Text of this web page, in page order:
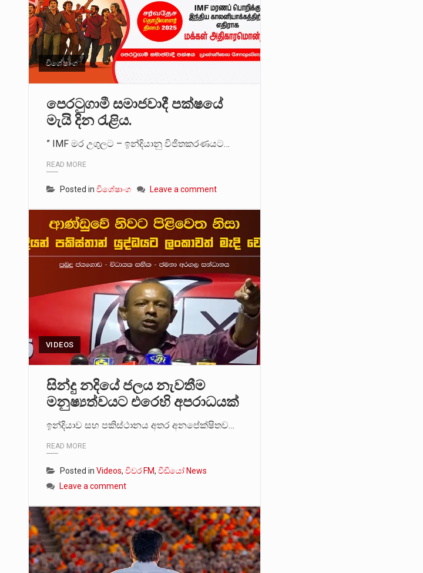
ලාල් කාන්ත ඇමතිවරයා අධිකරණ විනිශ්චයකාරවරුන්ගේ විශ්‍රාම යෑමේ
හිටපු පොලිස්පති පූජිත් ජයසුන්දරට සහ හිටපු ආරක්ෂක අමාත්‍යංශ ලේකම්
පසුගිය මැයි මස 31 දිනෙන් අවසන් වූ වසර තුළ ලොව පුරා විවිධ තනතුරු
මේ, දන්නා හඳුනන ලියන්නකුගේ නන්නාඳුනන අඩවියක සැරිසරා ලද
විශේෂාංග
පෙරටුගාමී සමාජවාදී පක්ෂයේ
මැයි දින රැළිය.
” IMF මර උගුලට – ඉන්දියානු විජිතකරණයට…
READ MORE
Posted in විශේෂාංග Leave a comment
VIDEOS
සින්දු නදියේ ජලය නැවතීම
මනුෂ්‍යත්වයට එරෙහි අපරාධයක්
ඉන්දියාව සහ පකිස්ථානය අතර අනපේක්ෂිතව…
READ MORE
Posted in Videos, විවර FM, වීඩියෝ News
Leave a comment